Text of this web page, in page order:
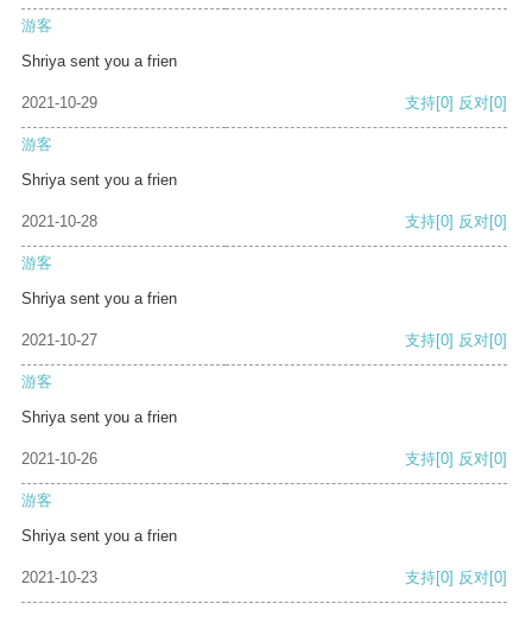
游客
Shriya sent you a frien
2021-10-29 支持[0] 反对[0]
游客
Shriya sent you a frien
2021-10-28 支持[0] 反对[0]
游客
Shriya sent you a frien
2021-10-27 支持[0] 反对[0]
游客
Shriya sent you a frien
2021-10-26 支持[0] 反对[0]
游客
Shriya sent you a frien
2021-10-23 支持[0] 反对[0]